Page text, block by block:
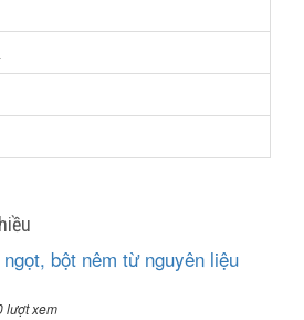
bột nêm từ nguyên liệu
lượt xem